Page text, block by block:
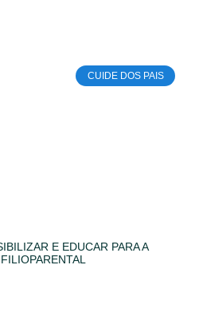
CUIDE DOS PAIS
E EDUCAR PARA A